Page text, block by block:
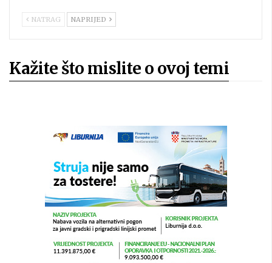
NATRAG NAPRIJED
Kažite što mislite o ovoj temi